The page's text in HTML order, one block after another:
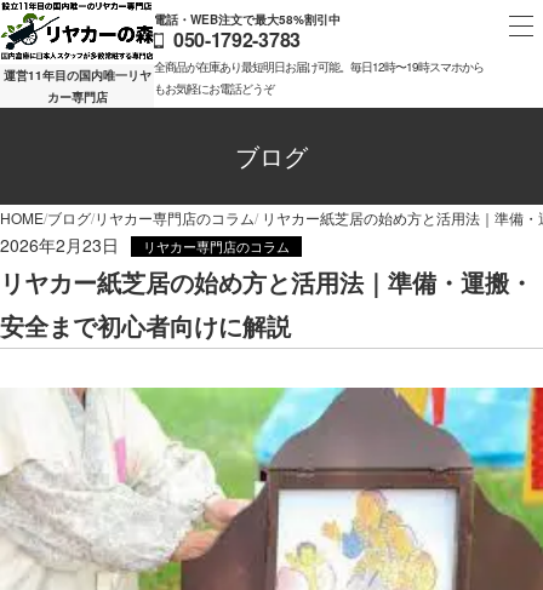
運営11年目の国内唯一リヤ
カー専門店
電話・WEB注文で最大58%割引中
050-1792-3783
全商品が在庫あり最短明日お届け可能。毎日12時〜19時スマホから
もお気軽にお電話どうぞ
ブログ
HOMEブログリヤカー専門店のコラム リヤカー紙芝居の始め方と活用法｜準備
2026年2月23日 リヤカー専門店のコラム
リヤカー紙芝居の始め方と活用法｜準備・運搬・
安全まで初心者向けに解説